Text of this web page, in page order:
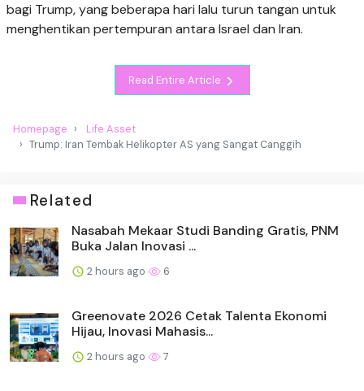
bagi Trump, yang beberapa hari lalu turun tangan untuk
menghentikan pertempuran antara Israel dan Iran.
Read Entire Article
Homepage
Life Asset
Trump: Iran Tembak Helikopter AS yang Sangat Canggih
Related
Nasabah Mekaar Studi Banding Gratis, PNM
Buka Jalan Inovasi ...
2 hours ago 6
Greenovate 2026 Cetak Talenta Ekonomi
Hijau, Inovasi Mahasis...
2 hours ago 7